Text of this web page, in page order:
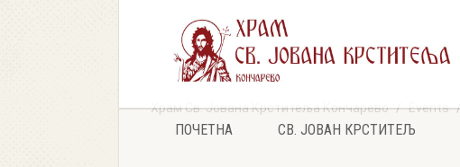
ПОЧЕТНА СВ. ЈОВАН КРСТИТЕЉ
Храм Св. Јована Крститеља Кончарево Events